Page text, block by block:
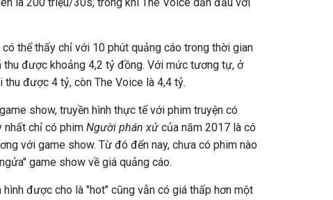
thể thấy chỉ với 10 phút quảng cáo trong thời gian
thu được khoảng 4,2 tỷ đồng. Với mức tương tự, ở
thu được 4 tỷ, còn The Voice là 4,4 tỷ.
show, truyền hình thực tế với phim truyện có
nhất chỉ có phim Người phán xửcủa năm 2017 là có
với game show. Từ đó đến nay, chưa có phim nào
game show về giá quảng cáo.
được cho là "hot" cũng vẫn có giá thấp hơn một